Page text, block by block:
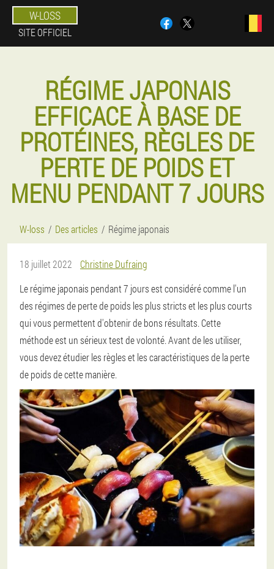
W-LOSS
SITE OFFICIEL
RÉGIME JAPONAIS
EFFICACE À BASE DE
PROTÉINES, RÈGLES DE
PERTE DE POIDS ET
MENU PENDANT 7 JOURS
W-loss Des articles Régime japonais
18 juillet 2022
Christine Dufraing
Le régime japonais pendant 7 jours est considéré comme l'un
des régimes de perte de poids les plus stricts et les plus courts
qui vous permettent d'obtenir de bons résultats. Cette
méthode est un sérieux test de volonté. Avant de les utiliser,
vous devez étudier les règles et les caractéristiques de la perte
de poids de cette manière.